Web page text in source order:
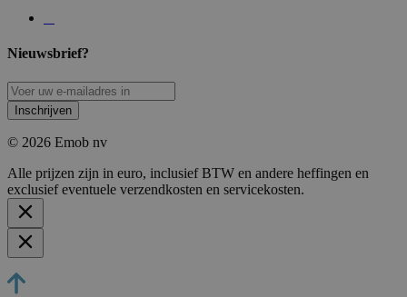
Nieuwsbrief?
Inschrijven
© 2026 Emob nv
Alle prijzen zijn in euro, inclusief BTW en andere heffingen en
exclusief eventuele verzendkosten en servicekosten.